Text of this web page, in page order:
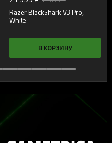
Razer BlackShark V3 Pro,
White
В КОРЗИНУ